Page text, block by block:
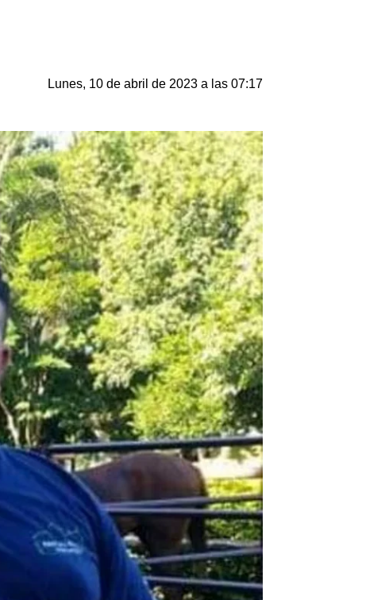
Lunes, 10 de abril de 2023 a las 07:17